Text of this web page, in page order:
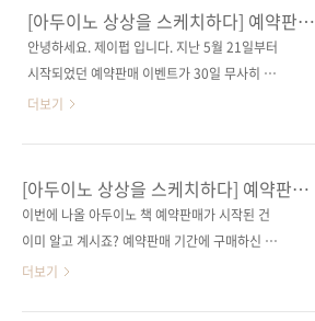
センサの仕組みと活用(ISBN:
9784798140629) 저자명 주식회사 NTT 데이
터, 가와무라 마사토, 오쓰카 히로시, 고바야시
로 유키, 고지마 고헤이 역자명 박건태 출판일
2016년 7월 20일 페이지 344쪽 시리즈 ‘그림으
무선(soft cover) 정 가 25,000원 ISBN 979-
11-85890-54-8 (93000) 키워드 IoT, 사물인
터넷, M2M, ..
[아두이노 상상을 스케치하다] 예약판매
이벤트 당첨자 발표
안녕하세요. 제이펍 입니다. 지난 5월 21일부터
시작되었던 예약판매 이벤트가 30일 무사히 마
감되었습니다. 많이 성원해 주셨음에도 불구하
분들이 그렇게 많지 않았습니다. 다음에는 좀 더
쉽고 재밌는 이벤트를 할 수 있도록 준비해 보겠
습니다! 이제부터 당첨자를 발표하고자 합니다.
고자 공정하게 사다리 타기를 했습니다! 포털사
이트 다음에서 사다리게임으로 검색하면 나오는
더보기
[아두이노 상상을 스케치하다] 예약판매
이벤트
이번에 나올 아두이노 책 예약판매가 시작된 건
이미 알고 계시죠? 예약판매 기간에 구매하신 분
중 10분께 아두이노 호환 보드를 드리는 이벤트
더보기